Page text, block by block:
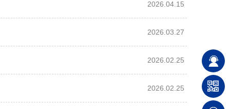
2026.04.15
2026.03.27
2026.02.25
2026.02.25